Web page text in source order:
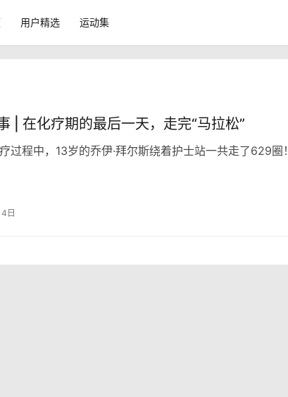
用户精选 运动集
| 在化疗期的最后一天，走完“马拉松”
过程中，13岁的乔伊·拜尔斯绕着护士站一共走了629圈！
日